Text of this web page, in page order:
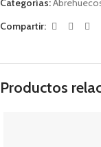
Categorías:
Compartir:
Productos